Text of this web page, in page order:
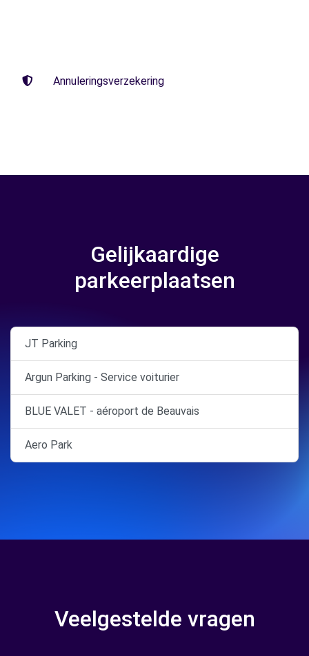
Annuleringsverzekering
Gelijkaardige
parkeerplaatsen
JT Parking
Argun Parking - Service voiturier
BLUE VALET - aéroport de Beauvais
Aero Park
Veelgestelde vragen